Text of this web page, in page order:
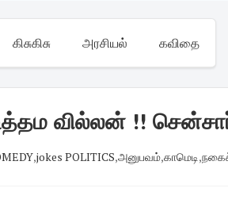
கிசுகிசு அரசியல் கவிதை
வில்லன் !!
,jokes POLITICS,அனுபவம்,காமெடி,